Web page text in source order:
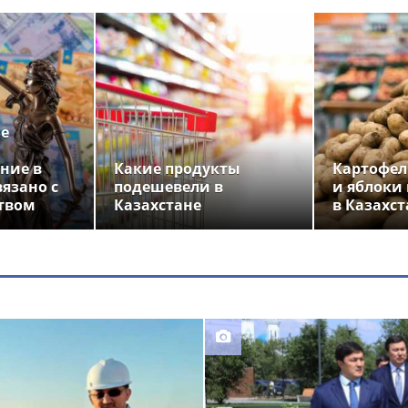
в
с
Какие продукты
подешевели в
Казахстане
и
в